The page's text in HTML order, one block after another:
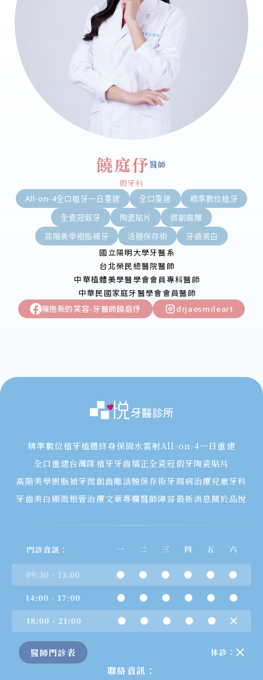
饒庭伃醫師
假牙科
All-on-4全口植牙一日重建 全口重建
精準數位植牙
全瓷冠假牙
陶瓷貼片
微創齒雕
高階美學樹脂補牙
活髓保存術 牙齒美白
國立陽明大學牙醫系
台北榮民總醫院醫師
中華植體美學醫學會會員專科醫師
中華民國家庭牙醫學會會員醫師
擁抱新的笑容-牙醫師饒庭伃
drjaosmileart
精準數位植牙植體終身保固水雷射All-on-4一日重建
全口重建台灣隊植牙牙齒矯正全瓷冠假牙陶瓷貼片
高階美學樹脂補牙微創齒雕活髓保存術牙周病治療兒童牙科
牙齒美白 顯微根管治療文章專欄醫師陣容最新消息關於品悅
醫師門診表 休診：
聯絡資訊：